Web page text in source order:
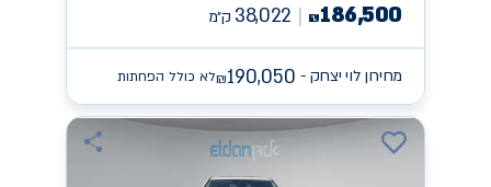
₪186,500
38,022 ק״מ
מחירון לוי יצחק - ₪190,050 לא כולל הפחתות